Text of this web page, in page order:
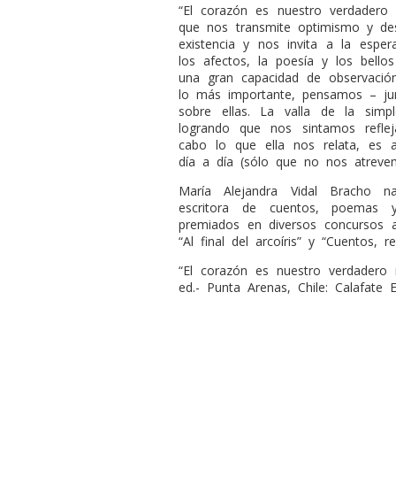
“El corazón es nuestro
que nos transmite optimismo y
existencia y nos invita a la
los afectos, la poesía y los bellos
una gran capacidad de
lo más importante, pensamos –
sobre ellas. La valla de la
logrando que nos sintamos
cabo lo que ella nos relata, es
día a día (sólo que no nos
María Alejandra Vidal Bracho
escritora de cuentos, poemas
premiados en diversos
“Al final del arcoíris” y “Cuentos,
“El corazón es nuestro verdadero
ed.- Punta Arenas, Chile: Calafate